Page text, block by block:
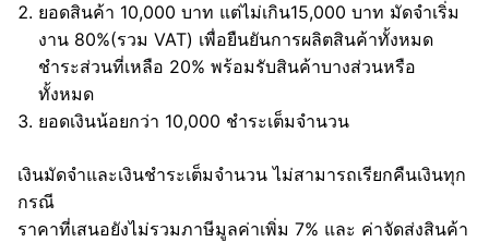
ยอดสินค้า 10,000 บาท แต่ไม่เกิน15,000 บาท มัดจำเริ่ม
งาน 80%(รวม VAT) เพื่อยืนยันการผลิตสินค้าทั้งหมด
ชำระส่วนที่เหลือ 20% พร้อมรับสินค้าบางส่วนหรือ
ทั้งหมด
ยอดเงินน้อยกว่า 10,000 ชำระเต็มจำนวน
เงินมัดจำและเงินชำระเต็มจำนวน ไม่สามารถเรียกคืนเงินทุก
กรณี
ราคาที่เสนอยังไม่รวมภาษีมูลค่าเพิ่ม 7% และ ค่าจัดส่งสินค้า